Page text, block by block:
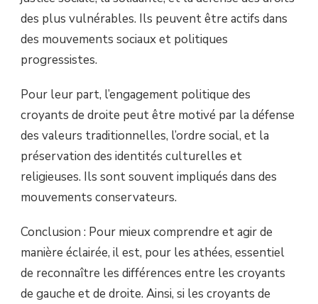
des plus vulnérables. Ils peuvent être actifs dans
des mouvements sociaux et politiques
progressistes.
Pour leur part, l’engagement politique des
croyants de droite peut être motivé par la défense
des valeurs traditionnelles, l’ordre social, et la
préservation des identités culturelles et
religieuses. Ils sont souvent impliqués dans des
mouvements conservateurs.
Conclusion : Pour mieux comprendre et agir de
manière éclairée, il est, pour les athées, essentiel
de reconnaître les différences entre les croyants
de gauche et de droite. Ainsi, si les croyants de